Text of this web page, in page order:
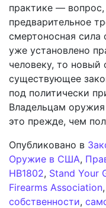
практике —
предварительное
смертоносная сила
уже установлено
человеку, то новый
существующее
под политически
Владельцам оружия
это прежде, чем
Опубликовано в
Оружие в США,
HB1802, Stand Your
Firearms Association,
собственности,